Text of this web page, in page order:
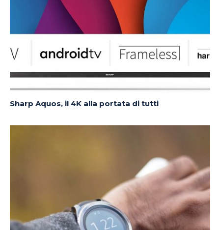
Sharp Aquos, il 4K alla portata di tutti